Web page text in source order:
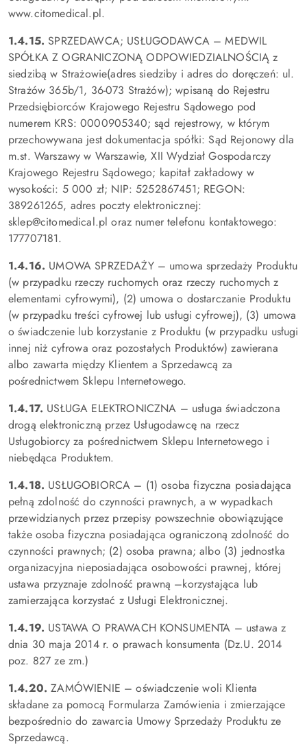
www.citomedical.pl.
1.4.15. SPRZEDAWCA; USŁUGODAWCA – MEDWIL
SPÓŁKA Z OGRANICZONĄ ODPOWIEDZIALNOŚCIĄ z
siedzibą w Strażowie(adres siedziby i adres do doręczeń: ul.
Strażów 365b/1, 36-073 Strażów); wpisaną do Rejestru
Przedsiębiorców Krajowego Rejestru Sądowego pod
numerem KRS: 0000905340; sąd rejestrowy, w którym
przechowywana jest dokumentacja spółki: Sąd Rejonowy dla
m.st. Warszawy w Warszawie, XII Wydział Gospodarczy
Krajowego Rejestru Sądowego; kapitał zakładowy w
wysokości: 5 000 zł; NIP: 5252867451; REGON:
389261265, adres poczty elektronicznej:
sklep@citomedical.pl oraz numer telefonu kontaktowego:
177707181.
1.4.16. UMOWA SPRZEDAŻY – umowa sprzedaży Produktu
(w przypadku rzeczy ruchomych oraz rzeczy ruchomych z
elementami cyfrowymi), (2) umowa o dostarczanie Produktu
(w przypadku treści cyfrowej lub usługi cyfrowej), (3) umowa
o świadczenie lub korzystanie z Produktu (w przypadku usługi
innej niż cyfrowa oraz pozostałych Produktów) zawierana
albo zawarta między Klientem a Sprzedawcą za
pośrednictwem Sklepu Internetowego.
1.4.17. USŁUGA ELEKTRONICZNA – usługa świadczona
drogą elektroniczną przez Usługodawcę na rzecz
Usługobiorcy za pośrednictwem Sklepu Internetowego i
niebędąca Produktem.
1.4.18. USŁUGOBIORCA – (1) osoba fizyczna posiadająca
pełną zdolność do czynności prawnych, a w wypadkach
przewidzianych przez przepisy powszechnie obowiązujące
także osoba fizyczna posiadająca ograniczoną zdolność do
czynności prawnych; (2) osoba prawna; albo (3) jednostka
organizacyjna nieposiadająca osobowości prawnej, której
ustawa przyznaje zdolność prawną –korzystająca lub
zamierzająca korzystać z Usługi Elektronicznej.
1.4.19. USTAWA O PRAWACH KONSUMENTA – ustawa z
dnia 30 maja 2014 r. o prawach konsumenta (Dz.U. 2014
poz. 827 ze zm.)
1.4.20. ZAMÓWIENIE – oświadczenie woli Klienta
składane za pomocą Formularza Zamówienia i zmierzające
bezpośrednio do zawarcia Umowy Sprzedaży Produktu ze
Sprzedawcą.